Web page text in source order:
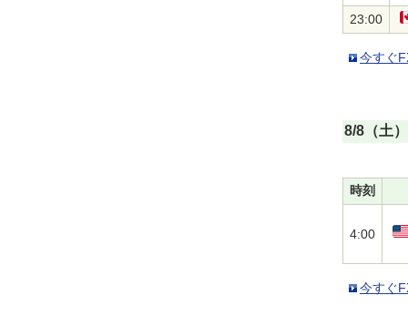
23:00
今すぐ
8/8（土）
時刻
4:00
今すぐ